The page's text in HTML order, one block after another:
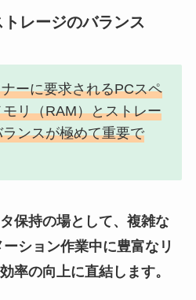
レージのバランス
ーに要求されるPCスペ
リ（RAM）とストレー
ンスが極めて重要で
保持の場として、複雑な
ション作業中に豊富なリ
率の向上に直結します。